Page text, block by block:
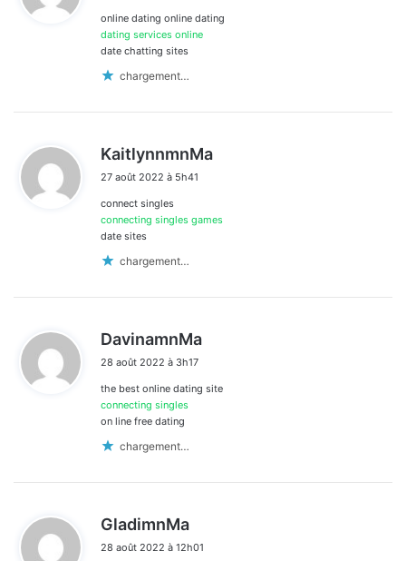
online dating online dating
dating services online
date chatting sites
chargement…
KaitlynnmnMa
:
27 août 2022 à 5h41
connect singles
connecting singles games
date sites
chargement…
DavinamnMa
28 août 2022 à 3h17
the best online dating site
connecting singles
on line free dating
chargement…
GladimnMa
t
28 août 2022 à 12h01